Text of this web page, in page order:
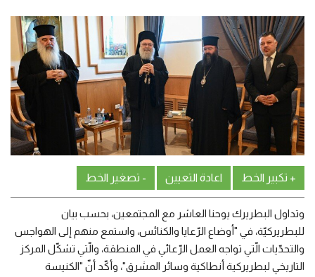
من نحن
اتصل بنا
+ تكبير الخط اعادة التعيين - تصغير الخط
وتداول البطريرك يوحنا العاشر مع المجتمعين، بحسب بيان
للبطريركيّة، في "أوضاع الرّعايا والكنائس، واستمع منهم إلى الهواجس
والتحدّيات الّتي تواجه العمل الرّعائي في المنطقة، والّتي تشكّل المركز
التاريخي لبطريركية أنطاكية وسائر المشرق"، وأكّد أنّ "الكنيسة